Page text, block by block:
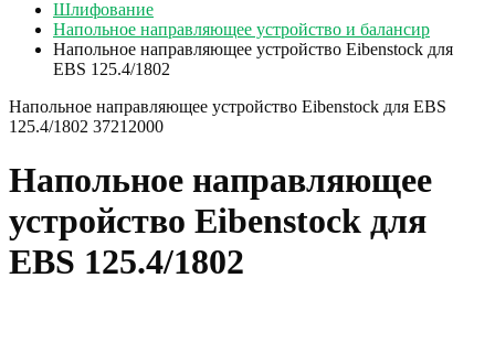
Шлифование
Напольное направляющее устройство и балансир
Напольное направляющее устройство Eibenstock для
EBS 125.4/1802
Напольное направляющее устройство Eibenstock для EBS
125.4/1802 37212000
Напольное направляющее
устройство Eibenstock для
EBS 125.4/1802